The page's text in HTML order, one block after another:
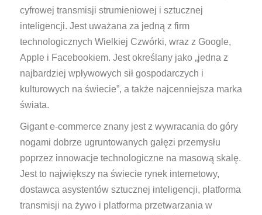
cyfrowej transmisji strumieniowej i sztucznej
inteligencji. Jest uważana za jedną z firm
technologicznych Wielkiej Czwórki, wraz z Google,
Apple i Facebookiem. Jest określany jako „jedna z
najbardziej wpływowych sił gospodarczych i
kulturowych na świecie”, a także najcenniejsza marka
świata.
Gigant e-commerce znany jest z wywracania do góry
nogami dobrze ugruntowanych gałęzi przemysłu
poprzez innowacje technologiczne na masową skalę.
Jest to największy na świecie rynek internetowy,
dostawca asystentów sztucznej inteligencji, platforma
transmisji na żywo i platforma przetwarzania w